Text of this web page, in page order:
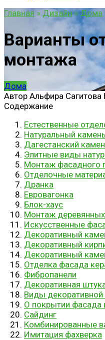
Главная » Дизайн » Дома
Варианты
монтажа
Дома
Автор Альфира Сагитова
Содержание
Естественные
Натуральный камень
Дагестанский
Элитные виды
Монтаж фасадного
Отделочные
Дранка
Евровагонка
Блок-хаус
Монтаж
Искусственные
Декоративный
Декоративный
Декоративный
Отделка фасада
Фибропанели
Декоративная
Виды декоративной
О покрытии фасада
Сайдинг
Комбинированные
Имитация фахверка